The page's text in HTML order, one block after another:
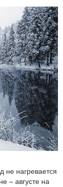
не нагревается
– августе на